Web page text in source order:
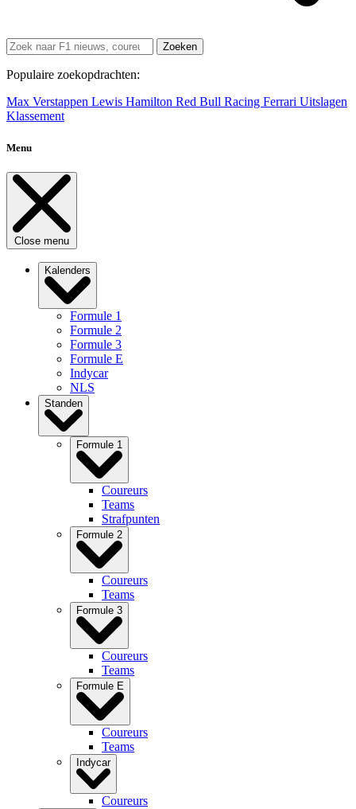
Zoeken
Populaire zoekopdrachten:
Max Verstappen Lewis Hamilton Red Bull Racing Ferrari Uitslagen
Klassement
Menu
Close menu
Kalenders
Formule 1
Formule 2
Formule 3
Formule E
Indycar
NLS
Standen
Formule 1
Coureurs
Teams
Strafpunten
Formule 2
Coureurs
Teams
Formule 3
Coureurs
Teams
Formule E
Coureurs
Teams
Indycar
Coureurs